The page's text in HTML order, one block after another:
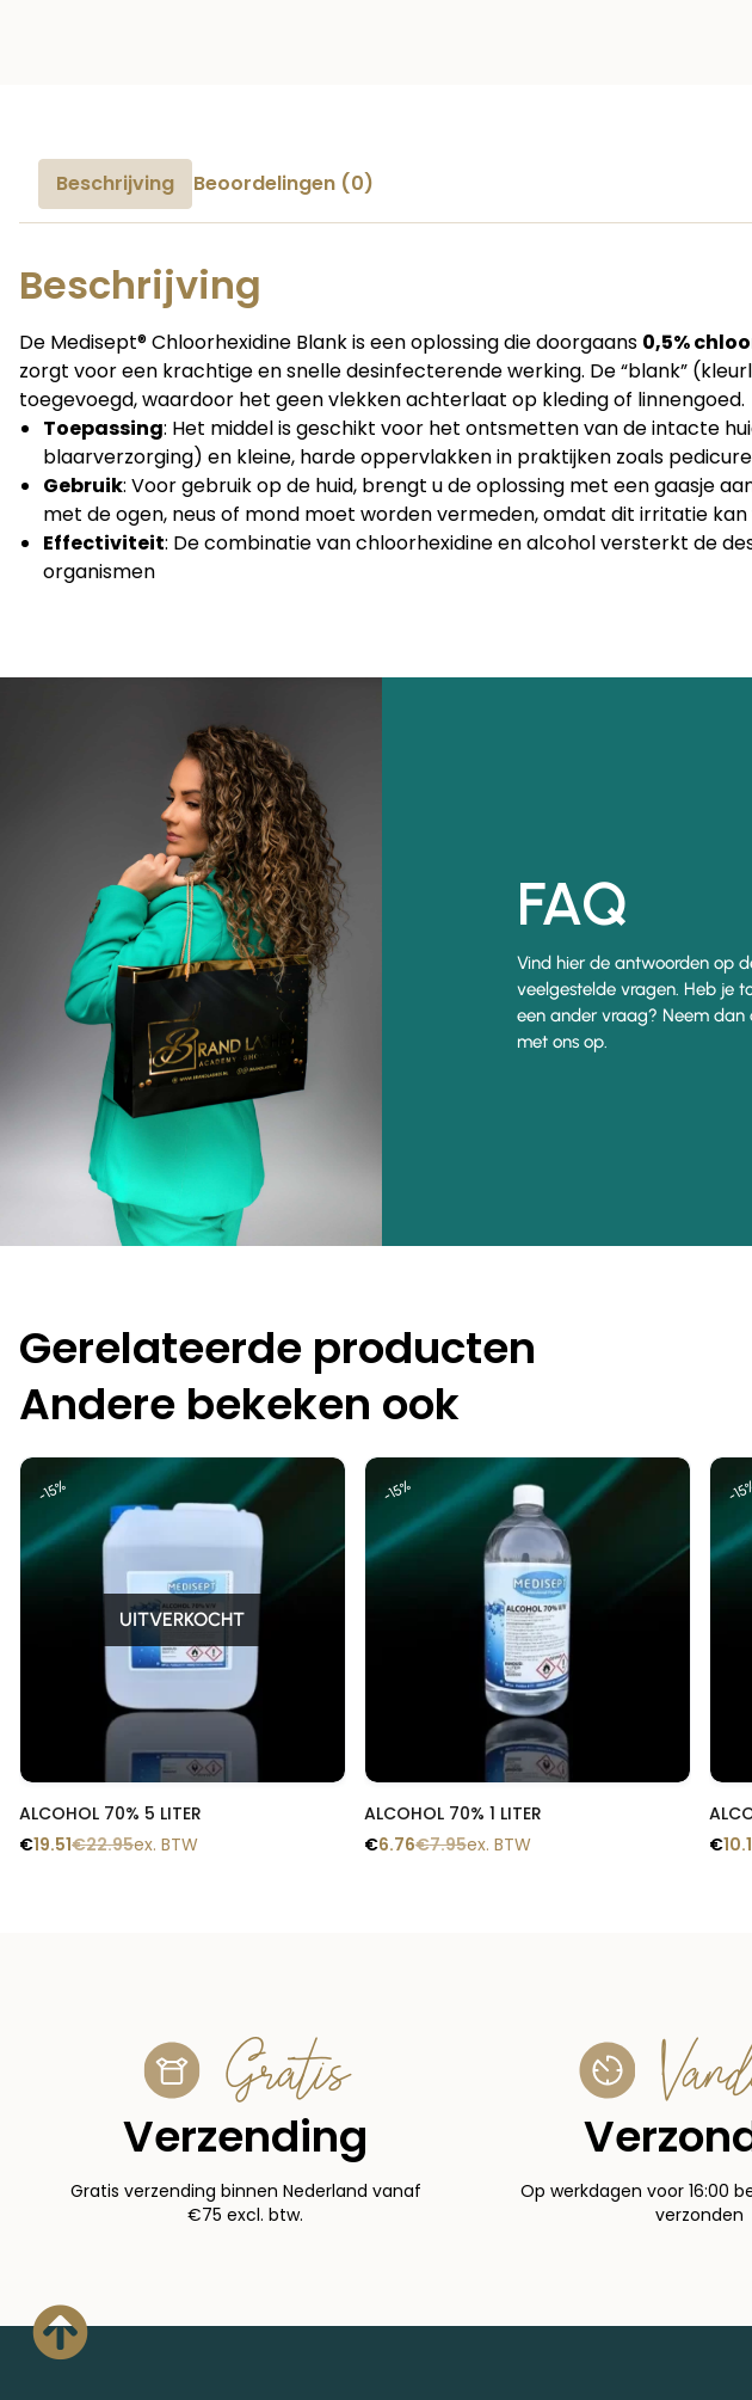
Beschrijving Beoordelingen (0)
Beschrijving
De Medisept® Chloorhexidine Blank is een oplossing die doorgaans 0,5%
zorgt voor een krachtige en snelle desinfecterende werking. De “blank”
toegevoegd, waardoor het geen vlekken achterlaat op kleding of linnengoed.
Toepassing: Het middel is geschikt voor het ontsmetten van de intacte
blaarverzorging) en kleine, harde oppervlakken in praktijken zoals
Gebruik: Voor gebruik op de huid, brengt u de oplossing met een gaasje
met de ogen, neus of mond moet worden vermeden, omdat dit irritatie kan
Effectiviteit: De combinatie van chloorhexidine en alcohol versterkt de
organismen
FAQ
Vind hier de antwoorden op
veelgestelde vragen. Heb je
een ander vraag? Neem dan
met ons op.
Gerelateerde producten
Andere bekeken ook
-15%
UITVERKOCHT
Snelle blik
ALCOHOL 70% 5 LITER
€22.95
€19.51 ex. BTW
-15%
Snelle blik
ALCOHOL 70% 1 LITER
€7.95
€6.76 ex. BTW
-
€
Gratis
Verzending
Gratis verzending binnen Nederland vanaf
€75 excl. btw.
Op werkdagen voor 16:00
verzonden